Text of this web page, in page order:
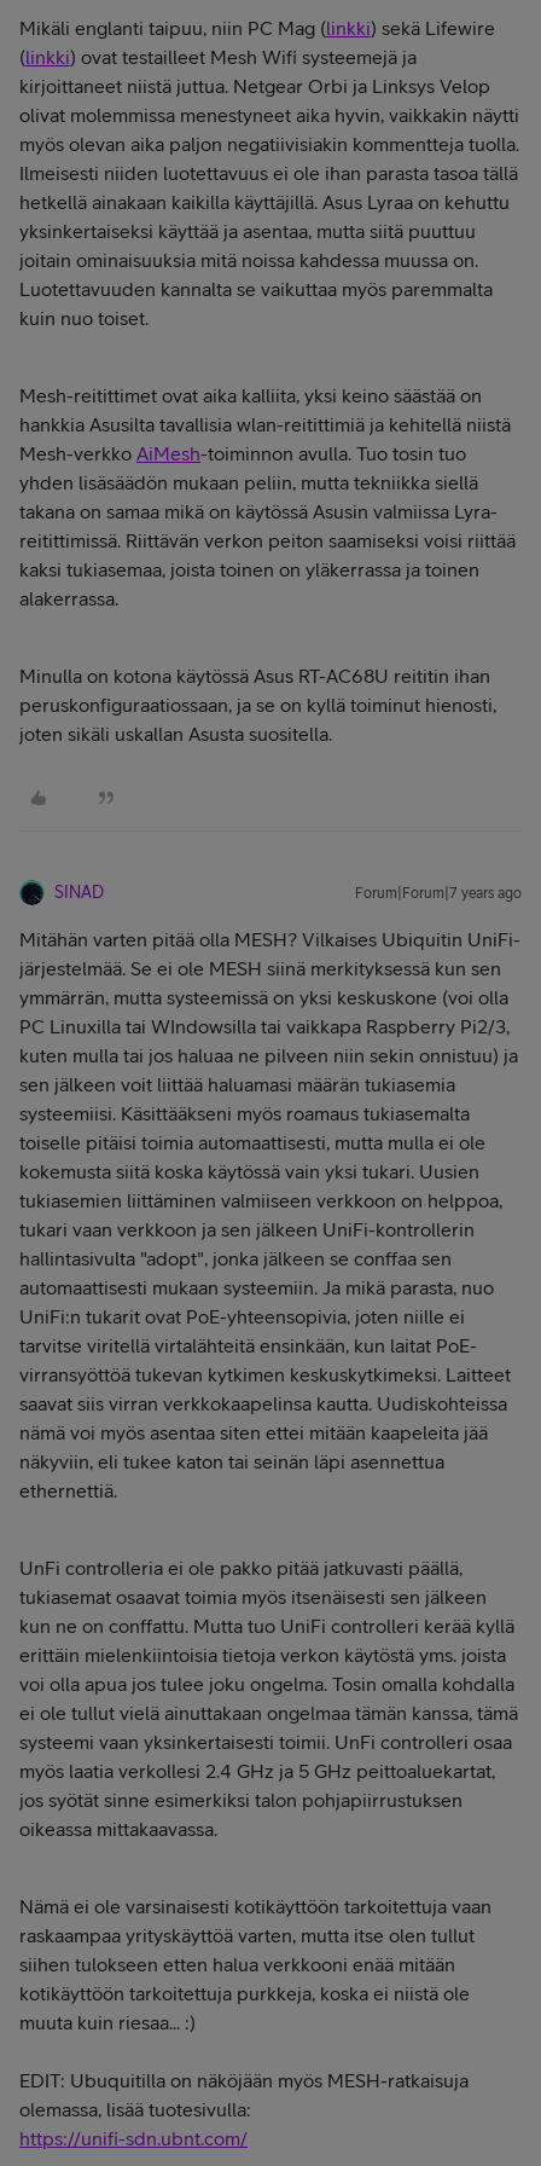
Mikäli englanti taipuu, niin PC Mag (linkki) sekä Lifewire
(linkki) ovat testailleet Mesh Wifi systeemejä ja
kirjoittaneet niistä juttua. Netgear Orbi ja Linksys Velop
olivat molemmissa menestyneet aika hyvin, vaikkakin näytti
myös olevan aika paljon negatiivisiakin kommentteja tuolla.
Ilmeisesti niiden luotettavuus ei ole ihan parasta tasoa tällä
hetkellä ainakaan kaikilla käyttäjillä. Asus Lyraa on kehuttu
yksinkertaiseksi käyttää ja asentaa, mutta siitä puuttuu
joitain ominaisuuksia mitä noissa kahdessa muussa on.
Luotettavuuden kannalta se vaikuttaa myös paremmalta
kuin nuo toiset.
Mesh-reitittimet ovat aika kalliita, yksi keino säästää on
hankkia Asusilta tavallisia wlan-reitittimiä ja kehitellä niistä
Mesh-verkko AiMesh-toiminnon avulla. Tuo tosin tuo
yhden lisäsäädön mukaan peliin, mutta tekniikka siellä
takana on samaa mikä on käytössä Asusin valmiissa Lyra-
reitittimissä. Riittävän verkon peiton saamiseksi voisi riittää
kaksi tukiasemaa, joista toinen on yläkerrassa ja toinen
alakerrassa.
Minulla on kotona käytössä Asus RT-AC68U reititin ihan
peruskonfiguraatiossaan, ja se on kyllä toiminut hienosti,
joten sikäli uskallan Asusta suositella.
SINAD Forum|Forum|7 years ago
Mitähän varten pitää olla MESH? Vilkaises Ubiquitin UniFi-
järjestelmää. Se ei ole MESH siinä merkityksessä kun sen
ymmärrän, mutta systeemissä on yksi keskuskone (voi olla
PC Linuxilla tai WIndowsilla tai vaikkapa Raspberry Pi2/3,
kuten mulla tai jos haluaa ne pilveen niin sekin onnistuu) ja
sen jälkeen voit liittää haluamasi määrän tukiasemia
systeemiisi. Käsittääkseni myös roamaus tukiasemalta
toiselle pitäisi toimia automaattisesti, mutta mulla ei ole
kokemusta siitä koska käytössä vain yksi tukari. Uusien
tukiasemien liittäminen valmiiseen verkkoon on helppoa,
tukari vaan verkkoon ja sen jälkeen UniFi-kontrollerin
hallintasivulta "adopt", jonka jälkeen se conffaa sen
automaattisesti mukaan systeemiin. Ja mikä parasta, nuo
UniFi:n tukarit ovat PoE-yhteensopivia, joten niille ei
tarvitse viritellä virtalähteitä ensinkään, kun laitat PoE-
virransyöttöä tukevan kytkimen keskuskytkimeksi. Laitteet
saavat siis virran verkkokaapelinsa kautta. Uudiskohteissa
nämä voi myös asentaa siten ettei mitään kaapeleita jää
näkyviin, eli tukee katon tai seinän läpi asennettua
ethernettiä.
UnFi controlleria ei ole pakko pitää jatkuvasti päällä,
tukiasemat osaavat toimia myös itsenäisesti sen jälkeen
kun ne on conffattu. Mutta tuo UniFi controlleri kerää kyllä
erittäin mielenkiintoisia tietoja verkon käytöstä yms. joista
voi olla apua jos tulee joku ongelma. Tosin omalla kohdalla
ei ole tullut vielä ainuttakaan ongelmaa tämän kanssa, tämä
systeemi vaan yksinkertaisesti toimii. UnFi controlleri osaa
myös laatia verkollesi 2.4 GHz ja 5 GHz peittoaluekartat,
jos syötät sinne esimerkiksi talon pohjapiirrustuksen
oikeassa mittakaavassa.
Nämä ei ole varsinaisesti kotikäyttöön tarkoitettuja vaan
raskaampaa yrityskäyttöä varten, mutta itse olen tullut
siihen tulokseen etten halua verkkooni enää mitään
kotikäyttöön tarkoitettuja purkkeja, koska ei niistä ole
muuta kuin riesaa... :)
EDIT: Ubuquitilla on näköjään myös MESH-ratkaisuja
olemassa, lisää tuotesivulla:
https://unifi-sdn.ubnt.com/